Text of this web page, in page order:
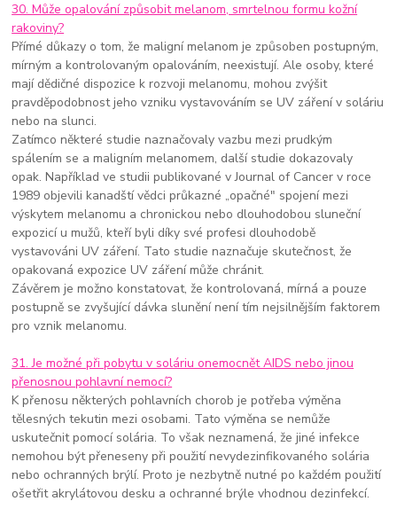
30. Může opalování způsobit melanom, smrtelnou formu kožní
rakoviny?
Přímé důkazy o tom, že maligní melanom je způsoben postupným,
mírným a kontrolovaným opalováním, neexistují. Ale osoby, které
mají dědičné dispozice k rozvoji melanomu, mohou zvýšit
pravděpodobnost jeho vzniku vystavováním se UV záření v soláriu
nebo na slunci.
Zatímco některé studie naznačovaly vazbu mezi prudkým
spálením se a maligním melanomem, další studie dokazovaly
opak. Například ve studii publikované v Journal of Cancer v roce
1989 objevili kanadští vědci průkazné „opačné" spojení mezi
výskytem melanomu a chronickou nebo dlouhodobou sluneční
expozicí u mužů, kteří byli díky své profesi dlouhodobě
vystavováni UV záření. Tato studie naznačuje skutečnost, že
opakovaná expozice UV záření může chránit.
Závěrem je možno konstatovat, že kontrolovaná, mírná a pouze
postupně se zvyšující dávka slunění není tím nejsilnějším faktorem
pro vznik melanomu.
31. Je možné při pobytu v soláriu onemocnět AIDS nebo jinou
přenosnou pohlavní nemocí?
K přenosu některých pohlavních chorob je potřeba výměna
tělesných tekutin mezi osobami. Tato výměna se nemůže
uskutečnit pomocí solária. To však neznamená, že jiné infekce
nemohou být přeneseny při použití nevydezinfikovaného solária
nebo ochranných brýlí. Proto je nezbytně nutné po každém použití
ošetřit akrylátovou desku a ochranné brýle vhodnou dezinfekcí.